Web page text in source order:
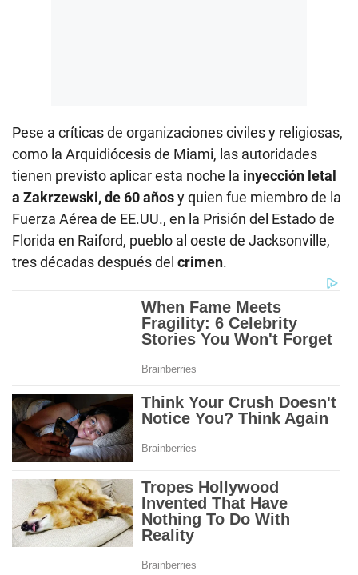
Pese a críticas de organizaciones civiles y religiosas,
como la Arquidiócesis de Miami, las autoridades
tienen previsto aplicar esta noche la inyección letal
a Zakrzewski, de 60 añosy quien fue miembro de la
Fuerza Aérea de EE.UU., en la Prisión del Estado de
Florida en Raiford, pueblo al oeste de Jacksonville,
tres décadas después del crimen.